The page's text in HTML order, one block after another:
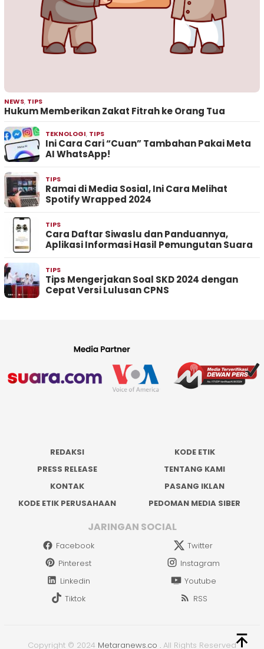
NEWS, TIPS
Hukum Memberikan Zakat Fitrah ke Orang Tua
TEKNOLOGI, TIPS
Ini Cara Cari “Cuan” Tambahan Pakai Meta
AI WhatsApp!
TIPS
Ramai di Media Sosial, Ini Cara Melihat
Spotify Wrapped 2024
TIPS
Cara Daftar Siwaslu dan Panduannya,
Aplikasi Informasi Hasil Pemungutan Suara
TIPS
Tips Mengerjakan Soal SKD 2024 dengan
Cepat Versi Lulusan CPNS
REDAKSI
KODE ETIK
PRESS RELEASE
TENTANG KAMI
KONTAK
PASANG IKLAN
KODE ETIK PERUSAHAAN
PEDOMAN MEDIA SIBER
JARINGAN SOCIAL
Facebook
Twitter
Pinterest
Instagram
Linkedin
Youtube
Tiktok
RSS
Copyright © 2024 Metaranews.co . All Rights Reserved